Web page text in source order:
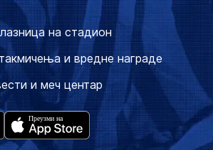
на стадион
и вредне награде
и меч центар